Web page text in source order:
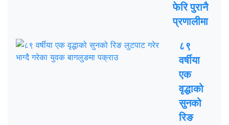
फेरि पुरानै
प्रणालीमा
८९
वर्षीया
एक
वृद्धाको
सुनको
रिङ